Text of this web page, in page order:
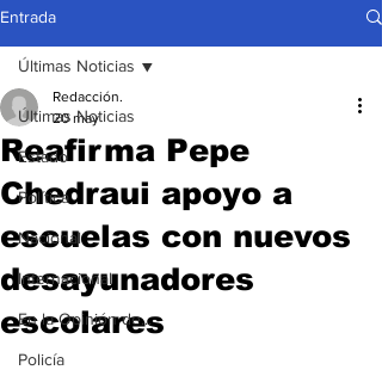
Entrada
Últimas Noticias
Estado
Política
Nacional
Internacional
En la Opinión de...
Policía
Últimas Noticias
Reafirma Pepe
Chedraui apoyo a
escuelas con nuevos
desayunadores
escolares
Redacción.
20 may